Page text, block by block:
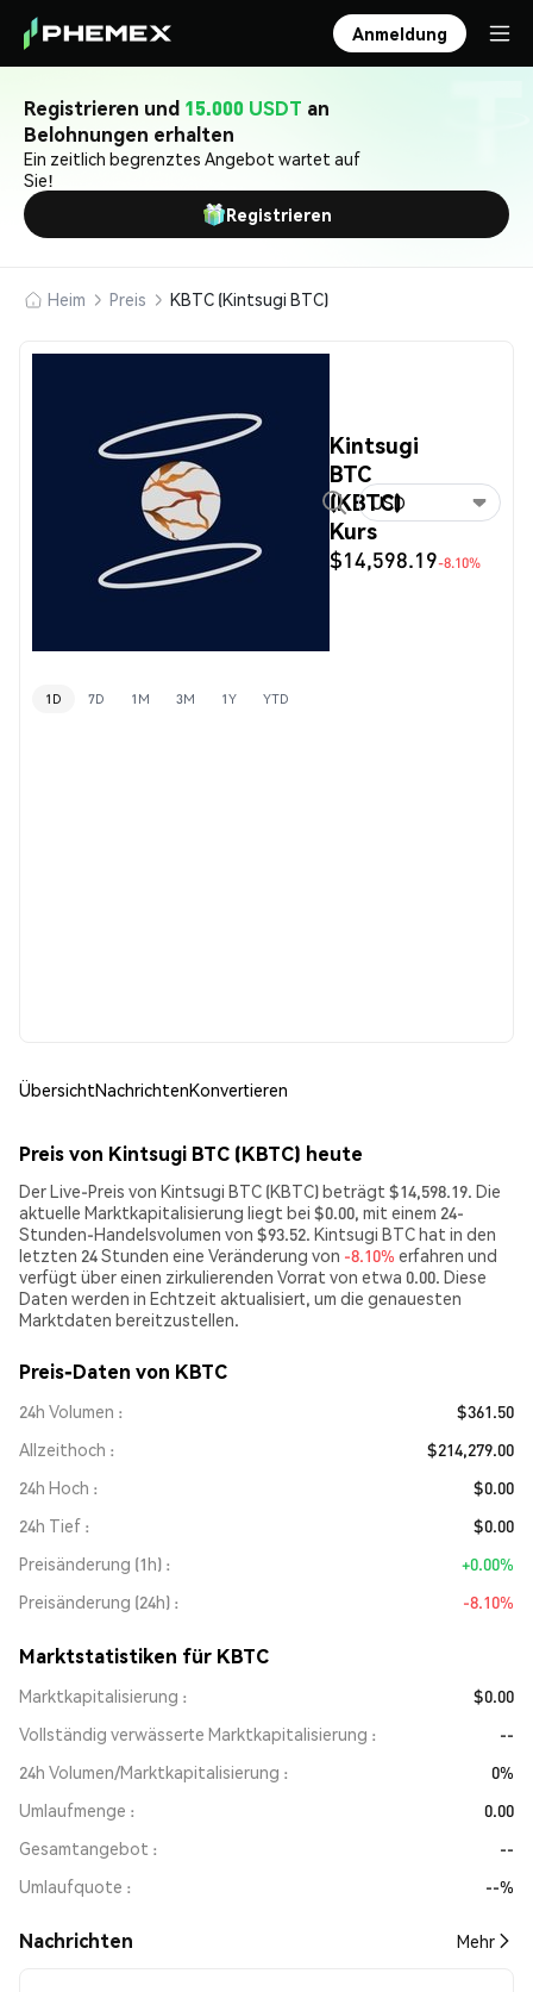
Anmeldung
Registrieren und 15.000 USDT an
Belohnungen erhalten
Ein zeitlich begrenztes Angebot wartet auf
Sie!
Registrieren
Heim Preis KBTC (Kintsugi BTC)
Kintsugi
BTC
(KBTC)
Kurs
$14,598.19-8.10%
USD
1D 7D 1M 3M 1Y YTD
ÜbersichtNachrichtenKonvertieren
Preis von Kintsugi BTC (KBTC) heute
Der Live-Preis von Kintsugi BTC (KBTC) beträgt $14,598.19. Die
aktuelle Marktkapitalisierung liegt bei $0.00, mit einem 24-
Stunden-Handelsvolumen von $93.52. Kintsugi BTC hat in den
letzten 24 Stunden eine Veränderung von -8.10% erfahren und
verfügt über einen zirkulierenden Vorrat von etwa 0.00. Diese
Daten werden in Echtzeit aktualisiert, um die genauesten
Marktdaten bereitzustellen.
Preis-Daten von KBTC
24h Volumen
$361.50
Allzeithoch
$214,279.00
24h Hoch
$0.00
24h Tief
$0.00
Preisänderung (1h)
+0.00%
Preisänderung (24h)
-8.10%
Marktstatistiken für KBTC
Marktkapitalisierung
$0.00
Vollständig verwässerte Marktkapitalisierung
--
24h Volumen/Marktkapitalisierung
0%
Umlaufmenge
0.00
Gesamtangebot
--
Umlaufquote
--%
Nachrichten Mehr